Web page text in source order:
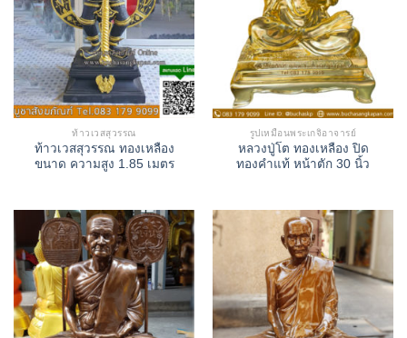
ท้าวเวสสุวรรณ
ท้าวเวสสุวรรณ ทองเหลือง
ขนาด ความสูง 1.85 เมตร
รูปเหมือนพระเกจิอาจารย์
หลวงปู่โต ทองเหลือง ปิด
ทองคำแท้ หน้าตัก 30 นิ้ว